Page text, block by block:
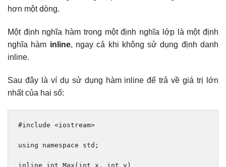
hơn một dòng.
Một định nghĩa hàm trong một định nghĩa lớp là một định
nghĩa hàm inline, ngay cả khi không sử dụng định danh
inline.
Sau đây là ví dụ sử dụng hàm inline để trả về giá trị lớn
nhất của hai số:
#include <iostream>
using namespace std ;
inline int Max ( int x , int y)